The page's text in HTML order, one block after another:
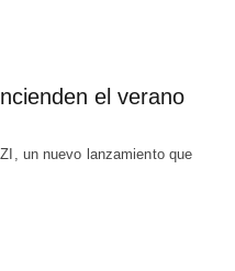
el verano
un nuevo lanzamiento que